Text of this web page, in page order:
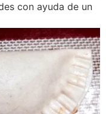
con ayuda de un